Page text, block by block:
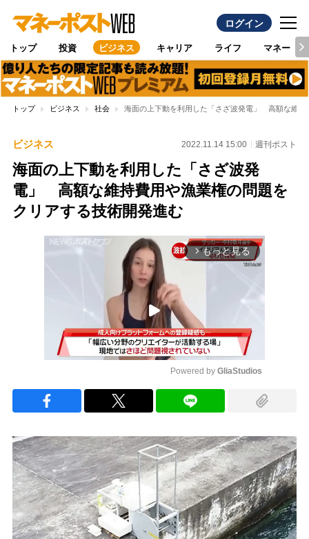
ログイン
トップ 投資 ビジネス キャリア ライフ マネー
トップ ビジネス 社会 海面の上下動を利用した「さざ波発電」 高額な維持
ビジネス 2022.11.14 15:00 週刊ポスト
海面の上下動を利用した「さざ波発
電」 高額な維持費用や漁業権の問題を
クリアする技術開発進む
arrow_forward_ios もっと見る
Powered by GliaStudios